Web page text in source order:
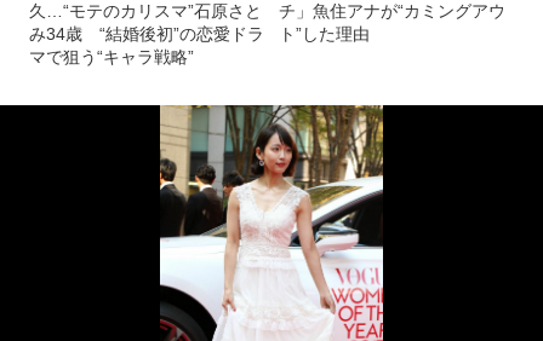
久…“モテのカリスマ”石原さと
み34歳 “結婚後初”の恋愛ドラ
マで狙う“キャラ戦略”
チ」魚住アナが“カミングアウ
ト”した理由